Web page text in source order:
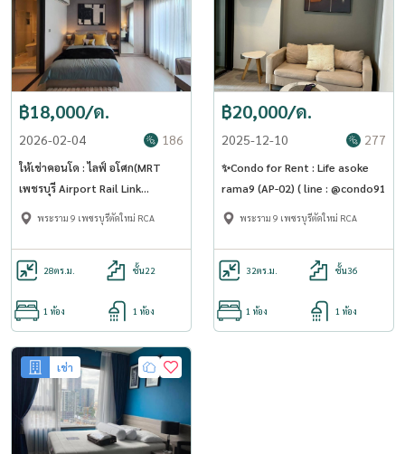
฿18,000/ด.
2026-02-04 186
ให้เช่าคอนโด : ไลฟ์ อโศก(MRT
เพชรบุรี Airport Rail Link
มักกะสัน) (Rt-01)
พระราม 9 เพชรบุรีตัดใหม่ RCA
28ตร.ม. ชั้น22
1 ห้อง 1 ห้อง
฿20,000/ด.
2025-12-10 277
✨Condo for Rent : Life asoke
rama9 (AP-02) ( line : @condo91
พระราม 9 เพชรบุรีตัดใหม่ RCA
32ตร.ม. ชั้น36
1 ห้อง 1 ห้อง
เช่า